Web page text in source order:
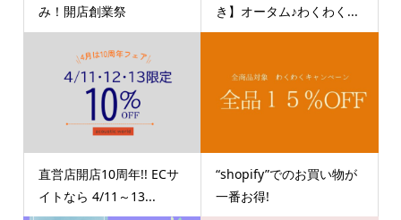
み！開店創業祭
き】オータム♪わくわく...
直営店開店10周年!! ECサ
イトなら 4/11～13...
“shopify”でのお買い物が
一番お得!